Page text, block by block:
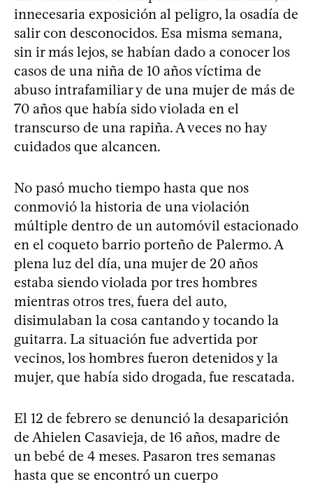
innecesaria exposición al peligro, la osadía de
salir con desconocidos. Esa misma semana,
sin ir más lejos, se habían dado a conocer los
casos de una niña de 10 años víctima de
abuso intrafamiliar y de una mujer de más de
70 años que había sido violada en el
transcurso de una rapiña. A veces no hay
cuidados que alcancen.
No pasó mucho tiempo hasta que nos
conmovió la historia de una violación
múltiple dentro de un automóvil estacionado
en el coqueto barrio porteño de Palermo. A
plena luz del día, una mujer de 20 años
estaba siendo violada por tres hombres
mientras otros tres, fuera del auto,
disimulaban la cosa cantando y tocando la
guitarra. La situación fue advertida por
vecinos, los hombres fueron detenidos y la
mujer, que había sido drogada, fue rescatada.
El 12 de febrero se denunció la desaparición
de Ahielen Casavieja, de 16 años, madre de
un bebé de 4 meses. Pasaron tres semanas
hasta que se encontró un cuerpo